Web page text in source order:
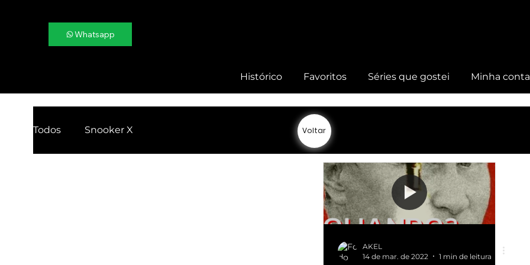
Whatsapp
Histórico Favoritos Séries que gostei Minha conta
Todos Snooker X
AKEL
14 de mar. de 2022
1 min de leitura
Voltar